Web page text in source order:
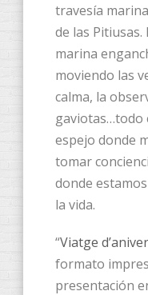
travesía
de las Pitiusas.
marina
moviendo las
calma, la
gaviotas…todo
espejo donde
tomar
donde
la vida.
“Viatge
formato
presentación